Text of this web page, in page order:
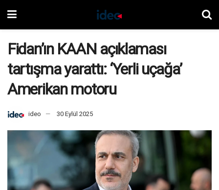
Fidan’ın KAAN açıklaması
tartışma yarattı: ‘Yerli uçağa’
Amerikan motoru
ideo 30 Eylül 2025